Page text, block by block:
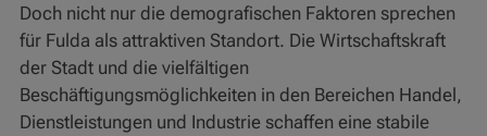
Doch nicht nur die demografischen Faktoren sprechen
für Fulda als attraktiven Standort. Die Wirtschaftskraft
der Stadt und die vielfältigen
Beschäftigungsmöglichkeiten in den Bereichen Handel,
Dienstleistungen und Industrie schaffen eine stabile